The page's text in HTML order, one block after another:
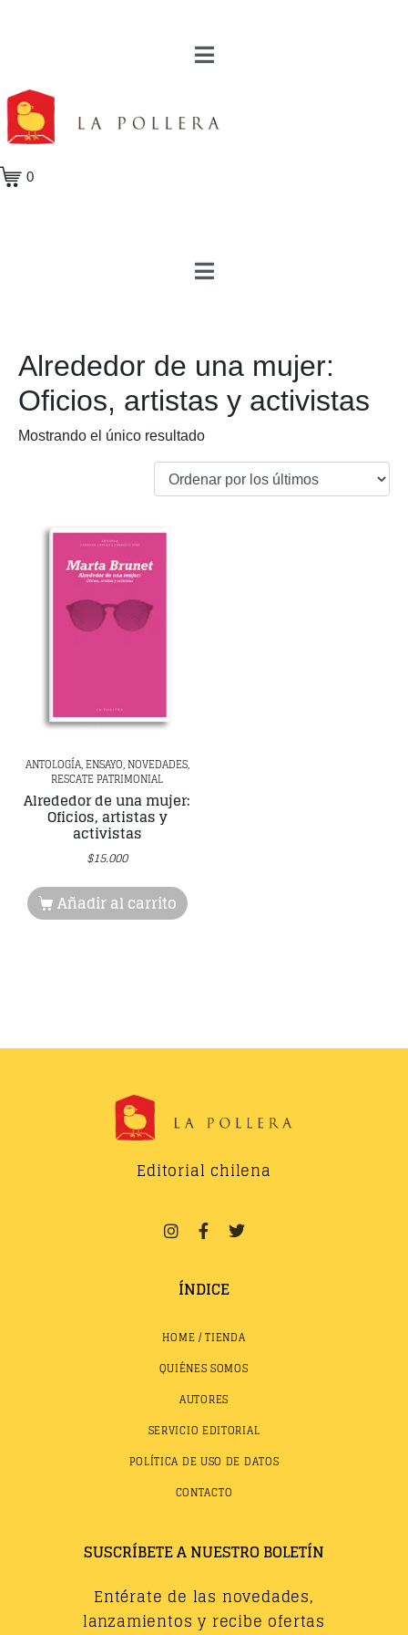
0
Alrededor de una mujer:
Oficios, artistas y activistas
Mostrando el único resultado
ANTOLOGÍA, ENSAYO, NOVEDADES,
RESCATE PATRIMONIAL
Alrededor de una mujer:
Oficios, artistas y
activistas
$15.000
Añadir al carrito
Editorial chilena
ÍNDICE
HOME / TIENDA
QUIÉNES SOMOS
AUTORES
SERVICIO EDITORIAL
POLÍTICA DE USO DE DATOS
CONTACTO
SUSCRÍBETE A NUESTRO BOLETÍN
Entérate de las novedades,
lanzamientos y recibe ofertas